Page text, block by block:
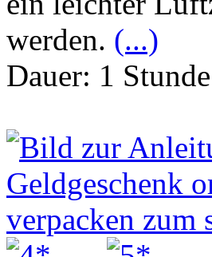
werden. (...)
Dauer: 1 Stunde